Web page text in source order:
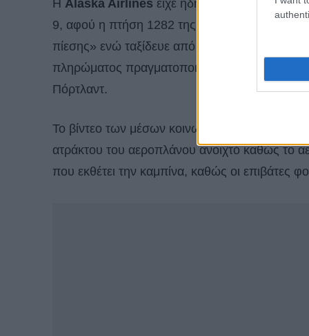
Η Alaska Airlines είχε ήδη καθηλώσει
9, αφού η πτήση 1282 της Alaska Airlines
πίεσης» ενώ ταξίδευε από το Πόρτλαντ στο
πληρώματος πραγματοποιώντας με ασφάλεια
Πόρτλαντ.
Το βίντεο των μέσων κοινωνικής δικτύωσης
ατράκτου του αεροπλάνου ανοιχτό καθώς το
που εκθέτει την καμπίνα, καθώς οι επιβάτες